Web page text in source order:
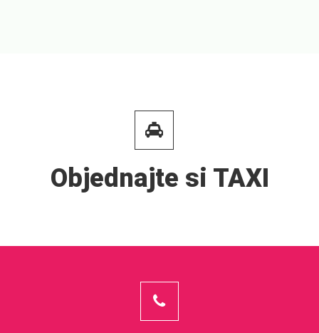
Objednajte si TAXI